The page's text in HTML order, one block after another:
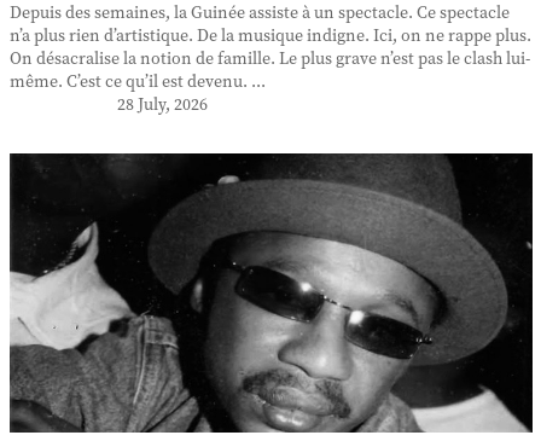
Depuis des semaines, la Guinée assiste à un spectacle. Ce spectacle
n’a plus rien d’artistique. De la musique indigne. Ici, on ne rappe plus.
On désacralise la notion de famille. Le plus grave n’est pas le clash lui-
même. C’est ce qu’il est devenu. ...
28 July, 2026